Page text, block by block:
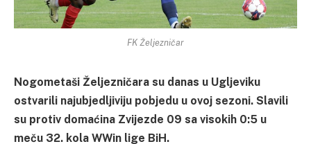
FK Željezničar
Nogometaši Željezničara su danas u Ugljeviku
ostvarili najubjedljiviju pobjedu u ovoj sezoni. Slavili
su protiv domaćina Zvijezde 09 sa visokih 0:5 u
meču 32. kola WWin lige BiH.